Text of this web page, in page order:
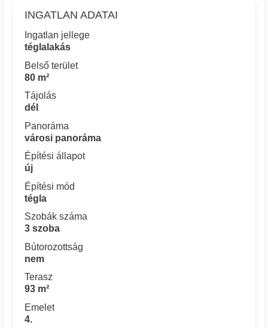
INGATLAN ADATAI
Ingatlan jellege
téglalakás
Belső terület
80 m²
Tájolás
dél
Panoráma
városi panoráma
Építési állapot
új
Építési mód
tégla
Szobák száma
3 szoba
Bútorozottság
nem
Terasz
93 m²
Emelet
4.